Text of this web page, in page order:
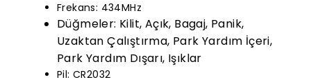
Frekans: 434MHz
Düğmeler: Kilit, Açık, Bagaj, Panik,
Uzaktan Çalıştırma, Park Yardım İçeri,
Park Yardım Dışarı, Işıklar
Pil: CR2032